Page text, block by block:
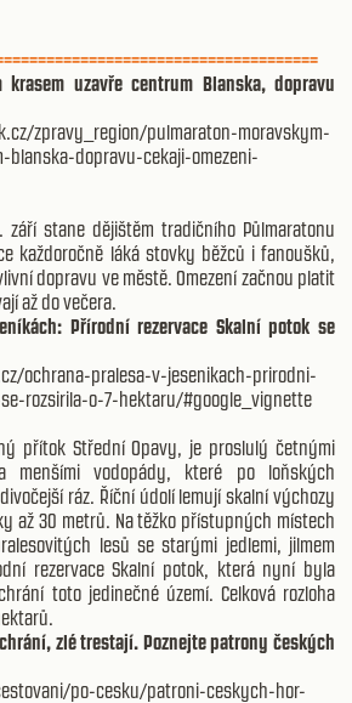
krasem uzavře centrum Blanska, dopravu
zpravy_region/pulmaraton-moravskym-
blanska-dopravu-cekaji-omezeni-
září stane dějištěm tradičního Půlmaratonu
každoročně láká stovky běžců i fanoušků,
dopravu ve městě. Omezení začnou platit
až do večera.
Přírodní rezervace Skalní potok se
ochrana-pralesa-v-jesenikach-prirodni-
rozsirila-o-7-hektaru/#google_vignette
přítok Střední Opavy, je proslulý četnými
menšími vodopády, které po loňských
ráz. Říční údolí lemují skalní výchozy
až 30 metrů. Na těžko přístupných místech
lesů se starými jedlemi, jilmem
rezervace Skalní potok, která nyní byla
toto jedinečné území. Celková rozloha
zlé trestají. Poznejte patrony českých
po-cesku/patroni-ceskych-hor-